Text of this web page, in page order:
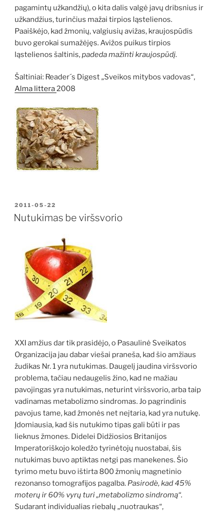
pagamintų užkandžių), o kita dalis valgė javų dribsnius ir
užkandžius, turinčius mažai tirpios ląstelienos.
Paaiškėjo, kad žmonių, valgiusių avižas, kraujospūdis
buvo gerokai sumažėjęs. Avižos puikus tirpios
ląstelienos šaltinis,padeda mažinti kraujospūdį.
Šaltiniai: Reader´s Digest „Sveikos mitybos vadovas“,
Alma littera2008
PASKELBTA
2011-05-22
Nutukimas be viršsvorio
XXI amžius dar tik prasidėjo, o Pasaulinė Sveikatos
Organizacija jau dabar viešai praneša, kad šio amžiaus
žudikas Nr. 1 yra nutukimas. Daugelį jaudina viršsvorio
problema, tačiau nedaugelis žino, kad ne mažiau
pavojingas yra nutukimas, neturint viršsvorio, arba taip
vadinamas metabolizmo sindromas. Jo pagrindinis
pavojus tame, kad žmonės net neįtaria, kad yra nutukę.
Įdomiausia, kad šis nutukimo tipas gali būti ir pas
lieknus žmones. Didelei Didžiosios Britanijos
Imperatoriškojo koledžo tyrinėtojų nuostabai, šis
nutukimas buvo aptiktas netgi pas manekenes. Šio
tyrimo metu buvo ištirta 800 žmonių magnetinio
rezonanso tomografijos pagalba. Pasirodė, kad 45%
moterų ir 60% vyrų turi „metabolizmo sindromą“.
Sudarant individualias riebalų „nuotraukas“,